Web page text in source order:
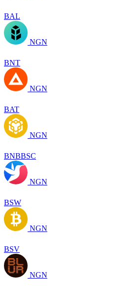
BAL
NGN
BNT
NGN
BAT
NGN
BNBBSC
NGN
BSW
NGN
BSV
NGN